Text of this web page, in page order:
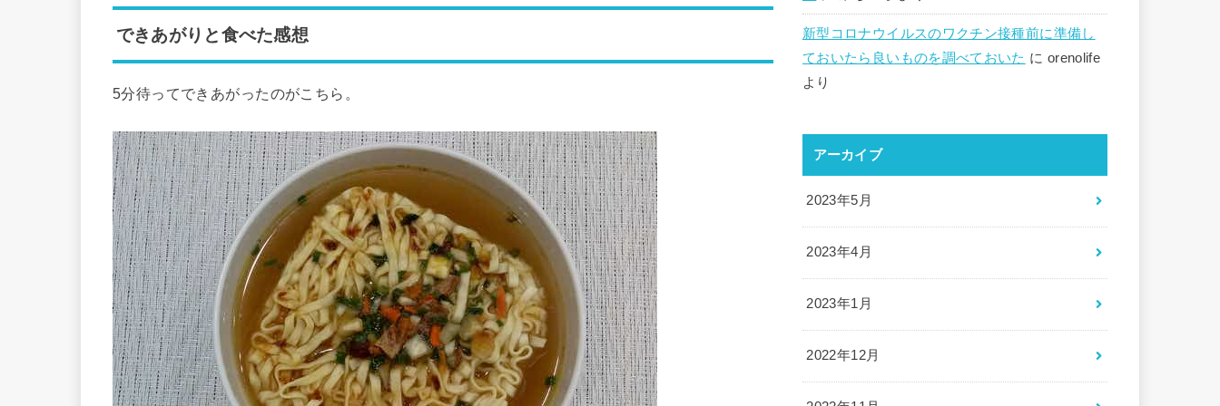
できあがりと食べた感想
5分待ってできあがったのがこちら。
新型コロナウイルスのワクチン接種前に準備し
ておいたら良いものを調べておいた に orenolife
より
アーカイブ
2023年5月
2023年4月
2023年1月
2022年12月